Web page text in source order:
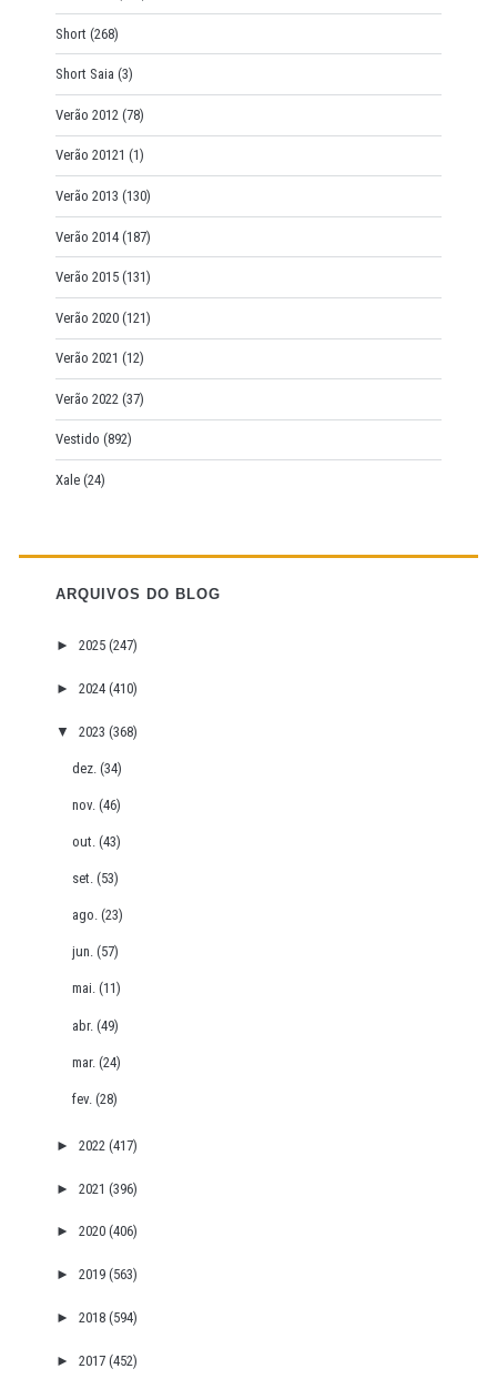
Short (268)
Short Saia (3)
Verão 2012 (78)
Verão 20121 (1)
Verão 2013 (130)
Verão 2014 (187)
Verão 2015 (131)
Verão 2020 (121)
Verão 2021 (12)
Verão 2022 (37)
Vestido (892)
Xale (24)
ARQUIVOS DO BLOG
► 2025 (247)
► 2024 (410)
▼ 2023 (368)
dez.(34)
nov.(46)
out.(43)
set.(53)
ago.(23)
jun.(57)
mai.(11)
abr.(49)
mar.(24)
fev.(28)
► 2022 (417)
► 2021 (396)
► 2020 (406)
► 2019 (563)
► 2018 (594)
► 2017 (452)